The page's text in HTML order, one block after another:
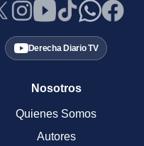
Derecha Diario TV
Nosotros
Quienes Somos
Autores